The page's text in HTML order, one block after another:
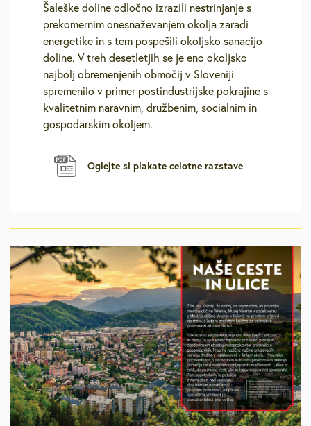
Šaleške doline odločno izrazili nestrinjanje s
prekomernim onesnaževanjem okolja zaradi
energetike in s tem pospešili okoljsko sanacijo
doline. V treh desetletjih se je eno okoljsko
najbolj obremenjenih območij v Sloveniji
spremenilo v primer postindustrijske pokrajine s
kvalitetnim naravnim, družbenim, socialnim in
gospodarskim okoljem.
Oglejte si plakate celotne razstave